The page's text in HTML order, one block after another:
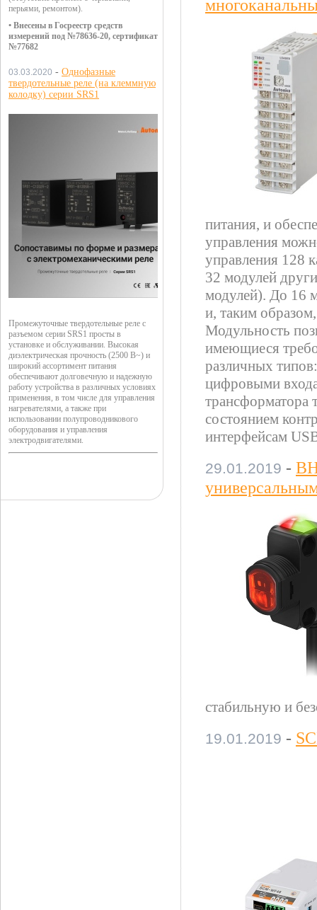
перьями, ремонтом).
• Внесены в Госреестр средств
измерений под №78636-20, сертификат
№77682
03.03.2020 - Однофазные
твердотельные реле (на клеммную
колодку) серии SRS1
Промежуточные твердотельные реле с
разъемом серии SRS1 просты в
установке и обслуживании. Высокая
диэлектрическая прочность (2500 В~) и
широкий ассортимент питания
обеспечивают долговечную и надежную
работу устройства в различных условиях
применения, в том числе для управления
нагревателями, а также при
использовании полупроводникового
оборудования и управления
электродвигателями.
питания, и
управления
управления 128
32 модулей
модулей). До 16
и, таким
Модульность
имеющиеся
различных
цифровыми
трансформатора
состоянием
интерфейсам
29.01.2019 -
стабильную и
19.01.2019 -